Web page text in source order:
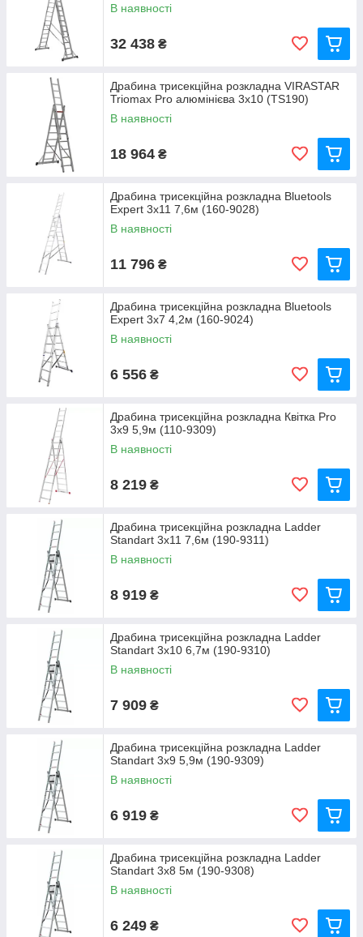
В наявності
32 438 ₴
Драбина трисекційна розкладна VIRASTAR
Triomax Pro алюмінієва 3x10 (TS190)
В наявності
18 964 ₴
Драбина трисекційна розкладна Bluetools
Expert 3x11 7,6м (160-9028)
В наявності
11 796 ₴
Драбина трисекційна розкладна Bluetools
Expert 3x7 4,2м (160-9024)
В наявності
6 556 ₴
Драбина трисекційна розкладна Квітка Pro
3x9 5,9м (110-9309)
В наявності
8 219 ₴
Драбина трисекційна розкладна Ladder
Standart 3x11 7,6м (190-9311)
В наявності
8 919 ₴
Драбина трисекційна розкладна Ladder
Standart 3x10 6,7м (190-9310)
В наявності
7 909 ₴
Драбина трисекційна розкладна Ladder
Standart 3x9 5,9м (190-9309)
В наявності
6 919 ₴
Драбина трисекційна розкладна Ladder
Standart 3x8 5м (190-9308)
В наявності
6 249 ₴